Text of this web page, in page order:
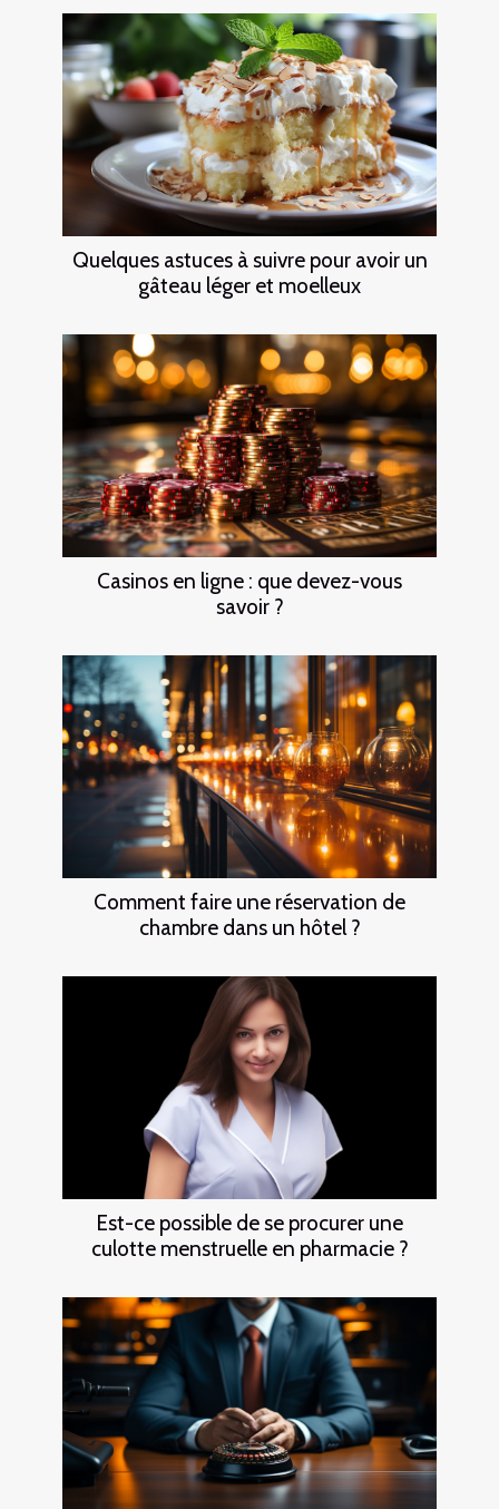
Quelques astuces à suivre pour avoir un
gâteau léger et moelleux
Casinos en ligne : que devez-vous
savoir ?
Comment faire une réservation de
chambre dans un hôtel ?
Est-ce possible de se procurer une
culotte menstruelle en pharmacie ?